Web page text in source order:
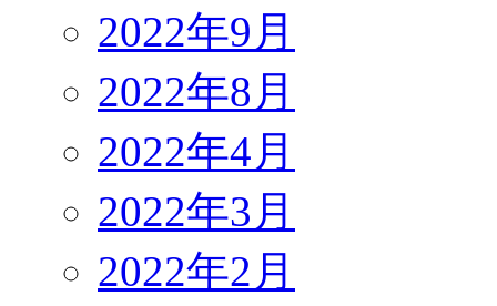
2022年9月
2022年8月
2022年4月
2022年3月
2022年2月